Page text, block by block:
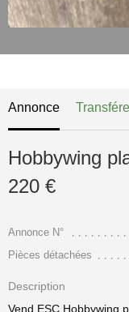
Annonce
Hobbywing
220 €
Annonce N°
Pièces détachées
Description
Vend ESC Hobbywing